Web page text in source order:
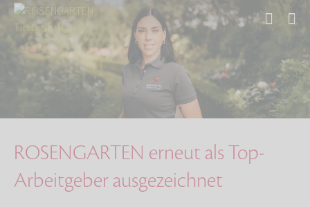
Über uns
Aktuelles
ROSENGARTEN erneut als Top-Arbeitgeber ausgez…
ROSENGARTEN erneut als Top-
Arbeitgeber ausgezeichnet